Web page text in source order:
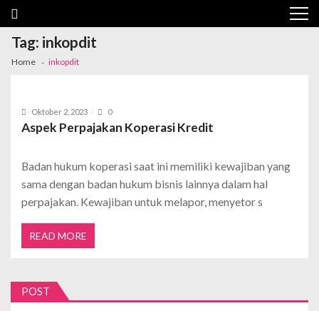
Tag: inkopdit
Home inkopdit
Oktober 2, 2023 0
Aspek Perpajakan Koperasi Kredit
Badan hukum koperasi saat ini memiliki kewajiban yang
sama dengan badan hukum bisnis lainnya dalam hal
perpajakan. Kewajiban untuk melapor, menyetor s
READ MORE
POST